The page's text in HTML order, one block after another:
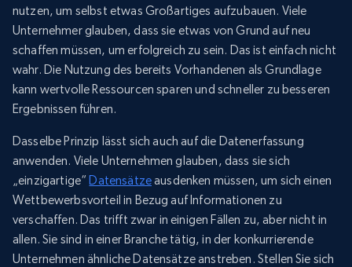
nutzen, um selbst etwas Großartiges aufzubauen. Viele
Unternehmer glauben, dass sie etwas von Grund auf neu
schaffen müssen, um erfolgreich zu sein. Das ist einfach nicht
wahr. Die Nutzung des bereits Vorhandenen als Grundlage
kann wertvolle Ressourcen sparen und schneller zu besseren
Ergebnissen führen.
Dasselbe Prinzip lässt sich auch auf die Datenerfassung
anwenden. Viele Unternehmen glauben, dass sie sich
„einzigartige“ Datensätzeausdenken müssen, um sich einen
Wettbewerbsvorteil in Bezug auf Informationen zu
verschaffen. Das trifft zwar in einigen Fällen zu, aber nicht in
allen. Sie sind in einer Branche tätig, in der konkurrierende
Unternehmen ähnliche Datensätze anstreben. Stellen Sie sich